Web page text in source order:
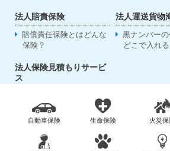
法人賠責保険
賠償責任保険とはどんな
保険？
法人運送貨物
黒ナンバー
どこで入れる
法人保険見積もりサービ
ス
自動車保険 生命保険 火災保